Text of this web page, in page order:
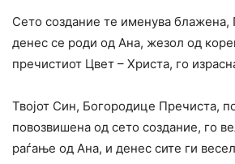
Сето создание те именува блажена,
денес се роди од Ана, жезол од
пречистиот Цвет – Христа, го
Твојот Син, Богородице Пречиста,
повозвишена од сето создание, го
раѓање од Ана, и денес сите ги